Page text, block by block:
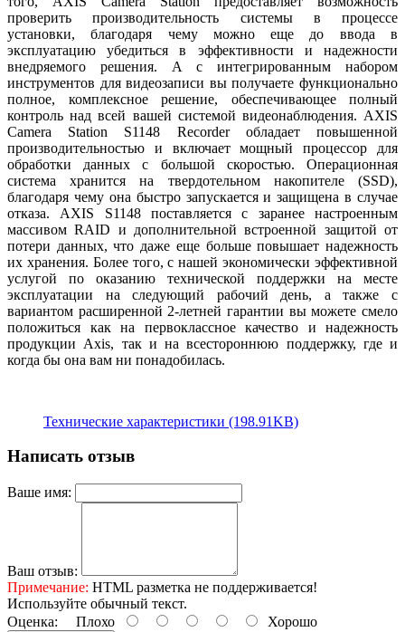
проверить производительность системы в процессе
установки, благодаря чему можно еще до ввода в
эксплуатацию убедиться в эффективности и надежности
внедряемого решения. А с интегрированным набором
инструментов для видеозаписи вы получаете функционально
полное, комплексное решение, обеспечивающее полный
контроль над всей вашей системой видеонаблюдения. AXIS
Camera Station S1148 Recorder обладает повышенной
производительностью и включает мощный процессор для
обработки данных с большой скоростью. Операционная
система хранится на твердотельном накопителе (SSD),
благодаря чему она быстро запускается и защищена в случае
отказа. AXIS S1148 поставляется с заранее настроенным
массивом RAID и дополнительной встроенной защитой от
потери данных, что даже еще больше повышает надежность
их хранения. Более того, с нашей экономически эффективной
услугой по оказанию технической поддержки на месте
эксплуатации на следующий рабочий день, а также с
вариантом расширенной 2-летней гарантии вы можете смело
положиться как на первоклассное качество и надежность
продукции Axis, так и на всестороннюю поддержку, где и
когда бы она вам ни понадобилась.
Технические характеристики (198.91KB)
Написать отзыв
Ваше имя:
Ваш отзыв:
Примечание: HTML разметка не поддерживается!
Используйте обычный текст.
Оценка: Плохо Хорошо